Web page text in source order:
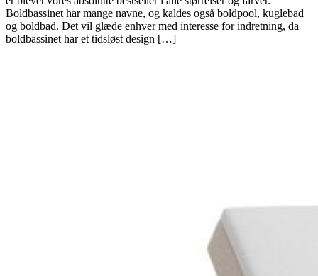
Boldbassinet har mange navne, og kaldes også boldpool, kuglebad
og boldbad. Det vil glæde enhver med interesse for indretning, da
boldbassinet har et tidsløst design […]